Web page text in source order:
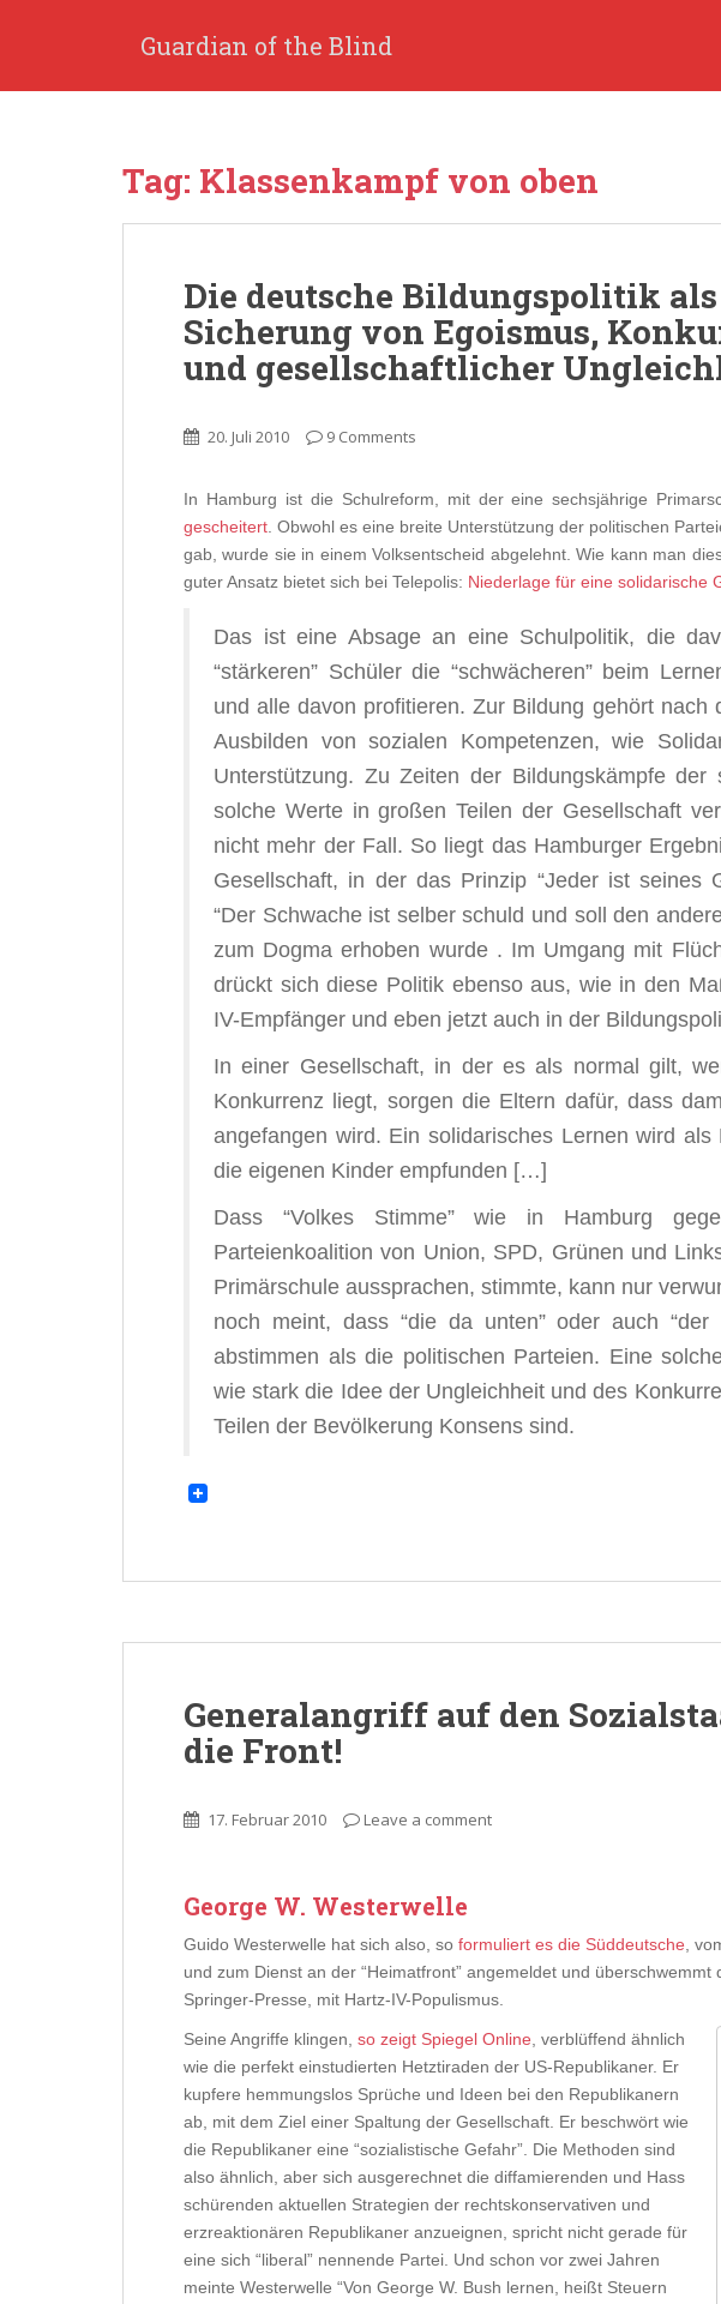
p
Guardian of the Blind
Tag: Klassenkampf von oben
Die deutsche Bildungspolitik
Sicherung von Egoismus,
und gesellschaftlicher
20. Juli 2010 9 Comments
In Hamburg ist die Schulreform, mit der eine sechsjährige
gescheitert . Obwohl es eine breite Unterstützung der politischen
gab, wurde sie in einem Volksentscheid abgelehnt. Wie kann man
guter Ansatz bietet sich bei Telepolis: Niederlage für eine solidarische
Das ist eine Absage an eine Schulpolitik, die
“stärkeren” Schüler die “schwächeren” beim
und alle davon profitieren. Zur Bildung gehört nach
Ausbilden von sozialen Kompetenzen, wie
Unterstützung. Zu Zeiten der Bildungskämpfe der
solche Werte in großen Teilen der Gesellschaft
nicht mehr der Fall. So liegt das Hamburger
Gesellschaft, in der das Prinzip “Jeder ist seines
“Der Schwache ist selber schuld und soll den
zum Dogma erhoben wurde . Im Umgang mit
drückt sich diese Politik ebenso aus, wie in den
IV-Empfänger und eben jetzt auch in der
In einer Gesellschaft, in der es als normal gilt,
Konkurrenz liegt, sorgen die Eltern dafür, dass
angefangen wird. Ein solidarisches Lernen wird als
die eigenen Kinder empfunden […]
Dass “Volkes Stimme” wie in Hamburg
Parteienkoalition von Union, SPD, Grünen und
Primärschule aussprachen, stimmte, kann nur
noch meint, dass “die da unten” oder auch “der
abstimmen als die politischen Parteien. Eine
wie stark die Idee der Ungleichheit und des
Teilen der Bevölkerung Konsens sind.
Generalangriff auf den
die Front!
17. Februar 2010 Leave a comment
George W. Westerwelle
Guido Westerwelle hat sich also, so formuliert es die Süddeutsche ,
und zum Dienst an der “Heimatfront” angemeldet und überschwemmt
Springer-Presse, mit Hartz-IV-Populismus.
Seine Angriffe klingen, so zeigt Spiegel Online , verblüffend ähnlich
wie die perfekt einstudierten Hetztiraden der US-Republikaner. Er
kupfere hemmungslos Sprüche und Ideen bei den Republikanern
ab, mit dem Ziel einer Spaltung der Gesellschaft. Er beschwört wie
die Republikaner eine “sozialistische Gefahr”. Die Methoden sind
also ähnlich, aber sich ausgerechnet die diffamierenden und Hass
schürenden aktuellen Strategien der rechtskonservativen und
erzreaktionären Republikaner anzueignen, spricht nicht gerade für
eine sich “liberal” nennende Partei. Und schon vor zwei Jahren
meinte Westerwelle “Von George W. Bush lernen, heißt Steuern